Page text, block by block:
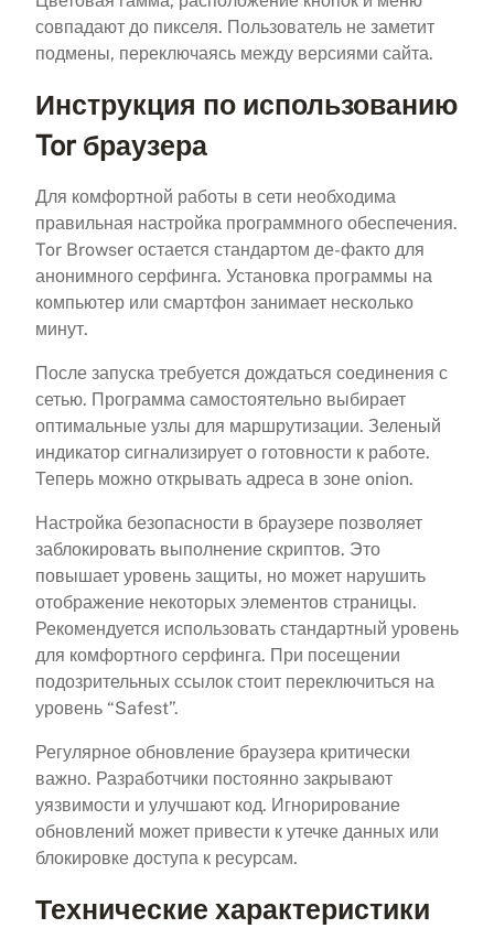
совпадают до пикселя. Пользователь не заметит
подмены, переключаясь между версиями сайта.
Инструкция по использованию
Tor браузера
Для комфортной работы в сети необходима
правильная настройка программного обеспечения.
Tor Browser остается стандартом де-факто для
анонимного серфинга. Установка программы на
компьютер или смартфон занимает несколько
минут.
После запуска требуется дождаться соединения с
сетью. Программа самостоятельно выбирает
оптимальные узлы для маршрутизации. Зеленый
индикатор сигнализирует о готовности к работе.
Теперь можно открывать адреса в зоне onion.
Настройка безопасности в браузере позволяет
заблокировать выполнение скриптов. Это
повышает уровень защиты, но может нарушить
отображение некоторых элементов страницы.
Рекомендуется использовать стандартный уровень
для комфортного серфинга. При посещении
подозрительных ссылок стоит переключиться на
уровень “Safest”.
Регулярное обновление браузера критически
важно. Разработчики постоянно закрывают
уязвимости и улучшают код. Игнорирование
обновлений может привести к утечке данных или
блокировке доступа к ресурсам.
Технические характеристики